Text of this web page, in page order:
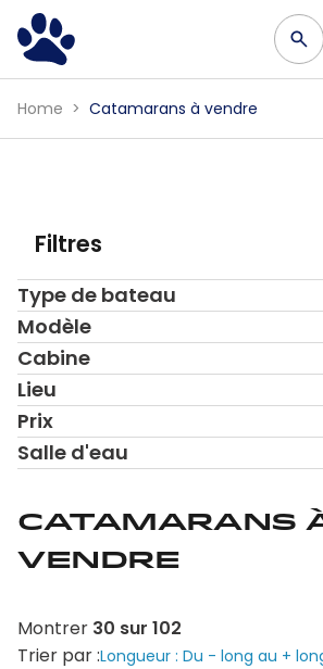
Home Catamarans à vendre
Catamarans
vendre
Montrer 30 sur 102
Trier par :Longueur : Du - long au +
Filtres
Type de bateau
Modèle
Cabine
Lieu
Prix
Salle d'eau